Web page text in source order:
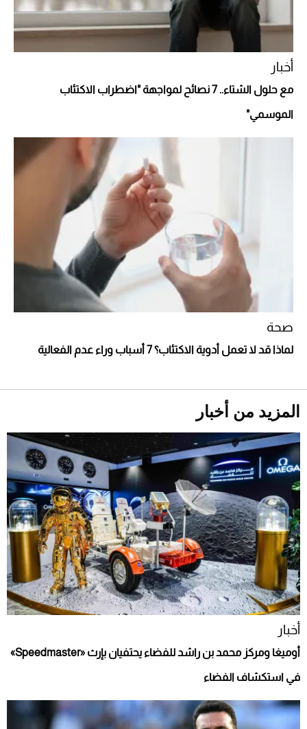
أفضل تدريج للشعر الطويل لإطلالة جريئة وعصرية
أخبار
مع حلول الشتاء.. 7 نصائح لمواجهة "اضطراب الاكتئاب
الموسمي"
صحة
لماذا قد لا تعمل أدوية الاكتئاب؟ 7 أسباب وراء عدم الفعالية
المزيد من أخبار
أخبار
أوميغا ومركز محمد بن راشد للفضاء يحتفيان بإرث «Speedmaster»
في استكشاف الفضاء